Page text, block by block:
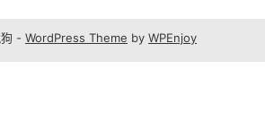
- WordPress Theme by WPEnjoy